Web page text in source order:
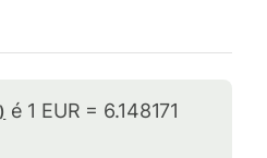
é 1 EUR = 6.148171